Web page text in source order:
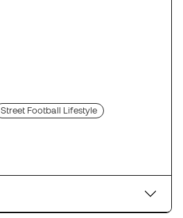
Street Football Lifestyle